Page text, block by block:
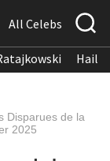
All Celebs
Disparues de la
2025